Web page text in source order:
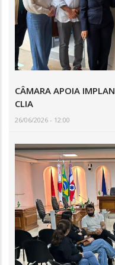
CÂMARA APOIA
CLIA
26/06/2026 - 12:00